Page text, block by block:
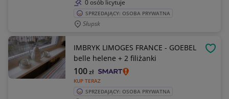
0 osób licytuje
SPRZEDAJĄCY: OSOBA PRYWATNA
Słupsk
IMBRYK LIMOGES FRANCE - GOEBEL
belle helene + 2 filiżanki
KUP TERAZ
100zł
SPRZEDAJĄCY: OSOBA PRYWATNA